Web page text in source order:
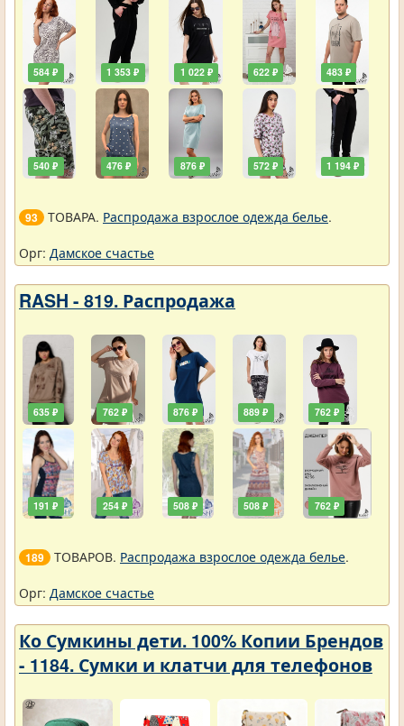
584 ₽
540 ₽
1 353 ₽
476 ₽
1 022 ₽
876 ₽
622 ₽
572 ₽
483 ₽
1 194 ₽
93 ТОВАРА. Распродажа взрослое одежда белье.
Орг: Дамское счастье
RASH - 819. Распродажа
635 ₽
191 ₽
762 ₽
254 ₽
876 ₽
508 ₽
889 ₽
508 ₽
762 ₽
762 ₽
189 ТОВАРОВ. Распродажа взрослое одежда белье.
Орг: Дамское счастье
Ко Сумкины дети. 100% Копии Брендов
- 1184. Сумки и клатчи для телефонов